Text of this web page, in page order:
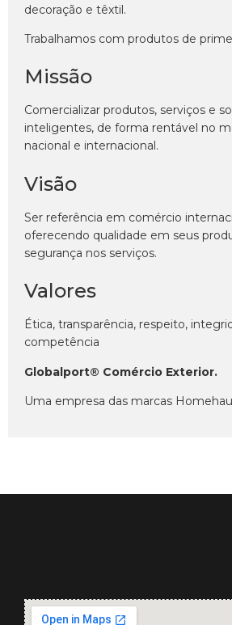
decoração e têxtil.
Trabalhamos com produtos de
Missão
Comercializar produtos, serviços e
inteligentes, de forma rentável no
nacional e internacional.
Visão
Ser referência em comércio
oferecendo qualidade em seus
segurança nos serviços.
Valores
Ética, transparência, respeito,
competência
Globalport® Comércio Exterior.
Uma empresa das marcas